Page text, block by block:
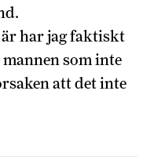
har jag faktiskt
som inte
att det inte